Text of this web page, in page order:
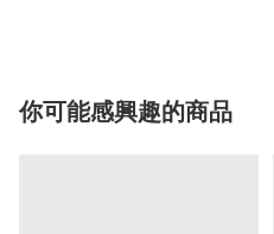
你可能感興趣的商品